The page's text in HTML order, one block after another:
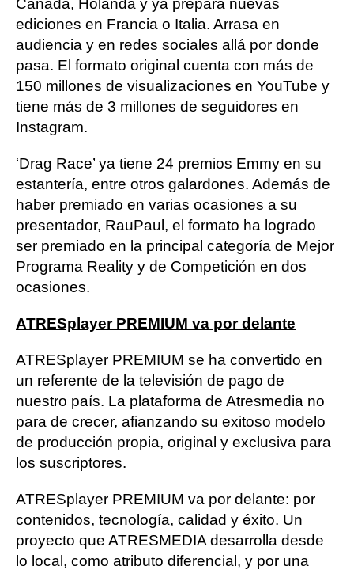
Canadá, Holanda y ya prepara nuevas
ediciones en Francia o Italia. Arrasa en
audiencia y en redes sociales allá por donde
pasa. El formato original cuenta con más de
150 millones de visualizaciones en YouTube y
tiene más de 3 millones de seguidores en
Instagram.
‘Drag Race’ ya tiene 24 premios Emmy en su
estantería, entre otros galardones. Además de
haber premiado en varias ocasiones a su
presentador, RauPaul, el formato ha logrado
ser premiado en la principal categoría de Mejor
Programa Reality y de Competición en dos
ocasiones.
ATRESplayer PREMIUM va por delante
ATRESplayer PREMIUM se ha convertido en
un referente de la televisión de pago de
nuestro país. La plataforma de Atresmedia no
para de crecer, afianzando su exitoso modelo
de producción propia, original y exclusiva para
los suscriptores.
ATRESplayer PREMIUM va por delante: por
contenidos, tecnología, calidad y éxito. Un
proyecto que ATRESMEDIA desarrolla desde
lo local, como atributo diferencial, y por una